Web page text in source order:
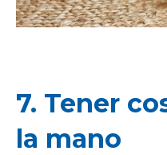
7. Tener
la mano